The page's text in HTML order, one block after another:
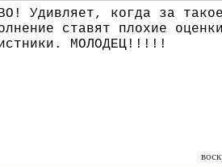
Удивляет, когда за
ставят плохие
МОЛОДЕЦ!!!!!